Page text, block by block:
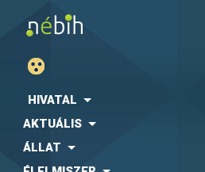
HIVATAL
AKTUÁLIS
ÁLLAT